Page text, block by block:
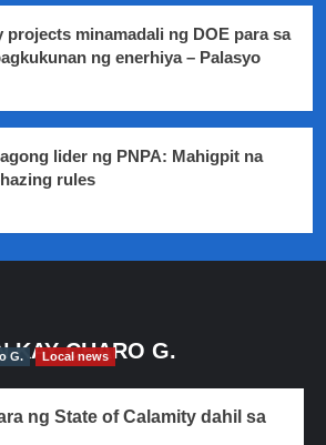
projects minamadali ng DOE para sa
ng enerhiya – Palasyo
lider ng PNPA: Mahigpit na
rules
KAY CHARO G.
G. Local news
ng State of Calamity dahil sa